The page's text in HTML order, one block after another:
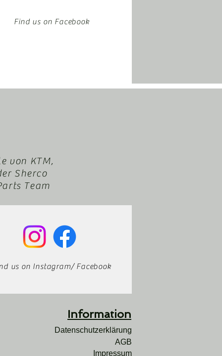
Find us on Facebook
von KTM,
Sherco
Team
us on Instagram/ Facebook
Information
Datenschutzerklärung
AGB
Impressum